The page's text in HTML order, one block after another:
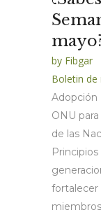
by Fibgar
Boletin de
Adopción
ONU
de las
fortalecer